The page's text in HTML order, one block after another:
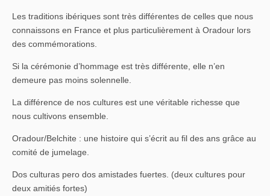
Les traditions ibériques sont très différentes de celles que nous
connaissons en France et plus particulièrement à Oradour lors
des commémorations.
Si la cérémonie d’hommage est très différente, elle n’en
demeure pas moins solennelle.
La différence de nos cultures est une véritable richesse que
nous cultivons ensemble.
Oradour/Belchite : une histoire qui s’écrit au fil des ans grâce au
comité de jumelage.
Dos culturas pero dos amistades fuertes. (deux cultures pour
deux amitiés fortes)